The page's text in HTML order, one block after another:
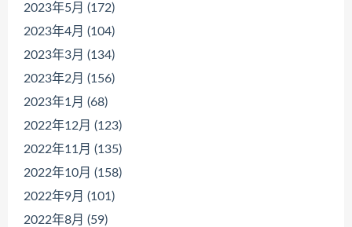
2023年5月 (172)
2023年4月 (104)
2023年3月 (134)
2023年2月 (156)
2023年1月 (68)
2022年12月 (123)
2022年11月 (135)
2022年10月 (158)
2022年9月 (101)
2022年8月 (59)